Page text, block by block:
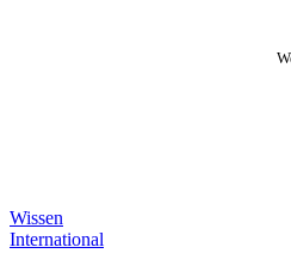
Wissen
International